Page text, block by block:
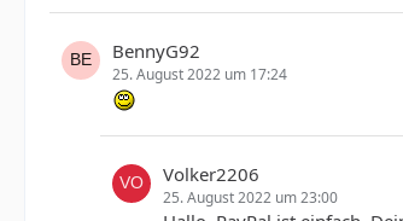
BennyG92
25. August 2022 um 17:24
Volker2206
25. August 2022 um 23:00